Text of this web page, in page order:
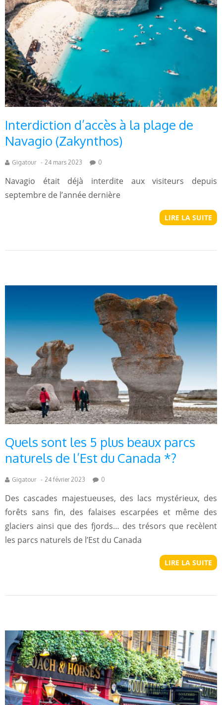
Interdiction d’accès à la plage de
Navagio (Zakynthos)
Gigatour - 24 mars 2023 0
Navagio était déjà interdite aux visiteurs depuis
septembre de l’année dernière
LIRE LA SUITE
Quels sont les 5 plus beaux parcs
naturels de l’Est du Canada *?
Gigatour - 24 février 2023 0
Des cascades majestueuses, des lacs mystérieux, des
forêts sans fin, des falaises escarpées et même des
glaciers ainsi que des fjords… des trésors que recèlent
les parcs naturels de l’Est du Canada
LIRE LA SUITE